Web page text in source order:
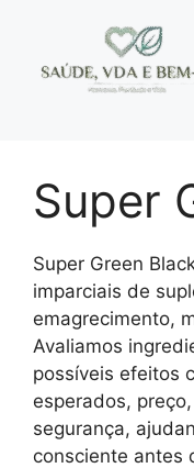
Super
Super Green
imparciais de
emagrecimento,
Avaliamos
possíveis efeitos
esperados,
segurança,
consciente antes